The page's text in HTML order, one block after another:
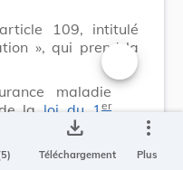
109, intitulé
», qui prend la
maladie
la loi du 1er
de la
général sur la
Changer la
save_alt
Téléchargement
more_vert
Plus